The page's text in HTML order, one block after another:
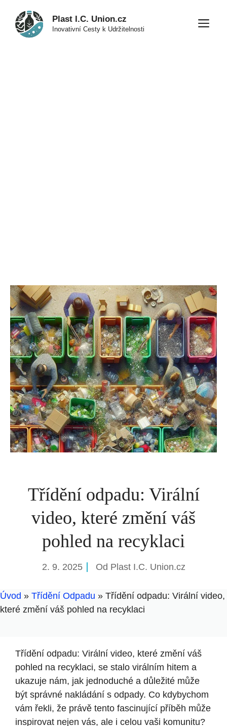
obsah
Plast I.C. Union.cz
Inovativní Cesty k Udržitelnosti
Třídění odpadu: Virální
video, které změní váš
pohled na recyklaci
2. 9. 2025 Od Plast I.C. Union.cz
Úvod » Třídění Odpadu » Třídění odpadu: Virální video,
které změní váš pohled na recyklaci
Třídění odpadu: Virální video, které změní váš
pohled na recyklaci, se stalo virálním hitem a
ukazuje nám, jak jednoduché a důležité může
být správné nakládání s odpady. Co kdybychom
vám řekli, že právě tento fascinující příběh může
inspirovat nejen vás, ale i celou vaši komunitu?